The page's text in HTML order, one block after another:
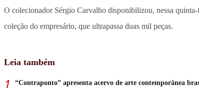
O colecionador Sérgio Carvalho disponibilizou, nessa
coleção do empresário, que ultrapassa duas mil peças.
Leia também
“Contraponto” apresenta acervo de arte contemporânea